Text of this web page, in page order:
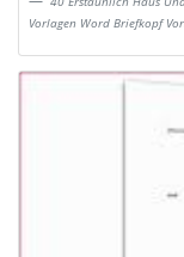
Vorlagen Word Briefkopf